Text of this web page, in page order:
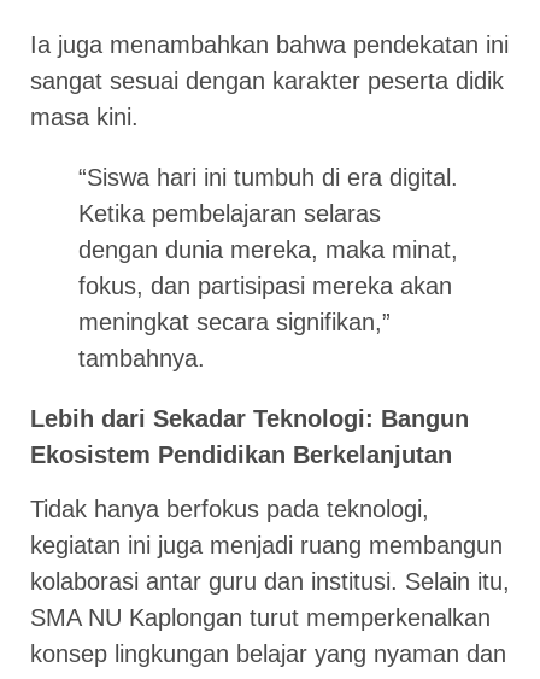
Ia juga menambahkan bahwa pendekatan ini
sangat sesuai dengan karakter peserta didik
masa kini.
“Siswa hari ini tumbuh di era digital.
Ketika pembelajaran selaras
dengan dunia mereka, maka minat,
fokus, dan partisipasi mereka akan
meningkat secara signifikan,”
tambahnya.
Lebih dari Sekadar Teknologi: Bangun
Ekosistem Pendidikan Berkelanjutan
Tidak hanya berfokus pada teknologi,
kegiatan ini juga menjadi ruang membangun
kolaborasi antar guru dan institusi. Selain itu,
SMA NU Kaplongan turut memperkenalkan
konsep lingkungan belajar yang nyaman dan